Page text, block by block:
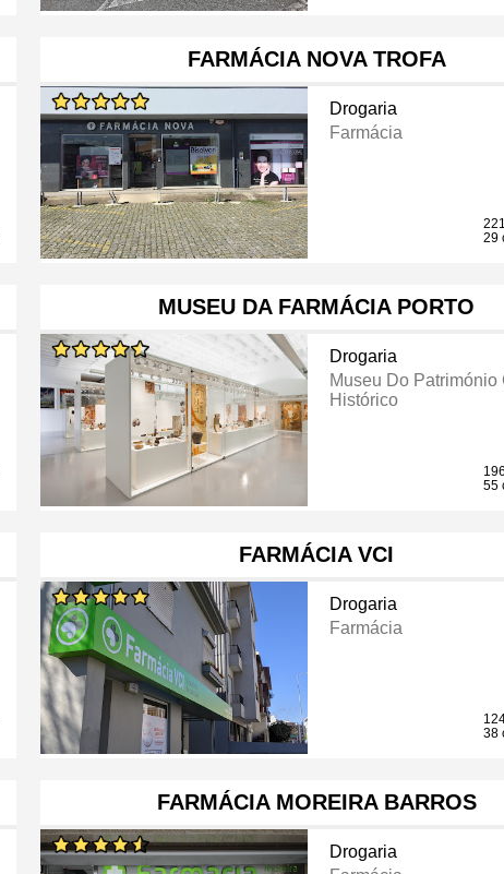
FARMÁCIA NOVA TROFA
Drogaria
Farmácia
29
MUSEU DA FARMÁCIA PORTO
Drogaria
Museu Do Património
Histórico
55
FARMÁCIA VCI
Drogaria
Farmácia
38
FARMÁCIA MOREIRA BARROS
Drogaria